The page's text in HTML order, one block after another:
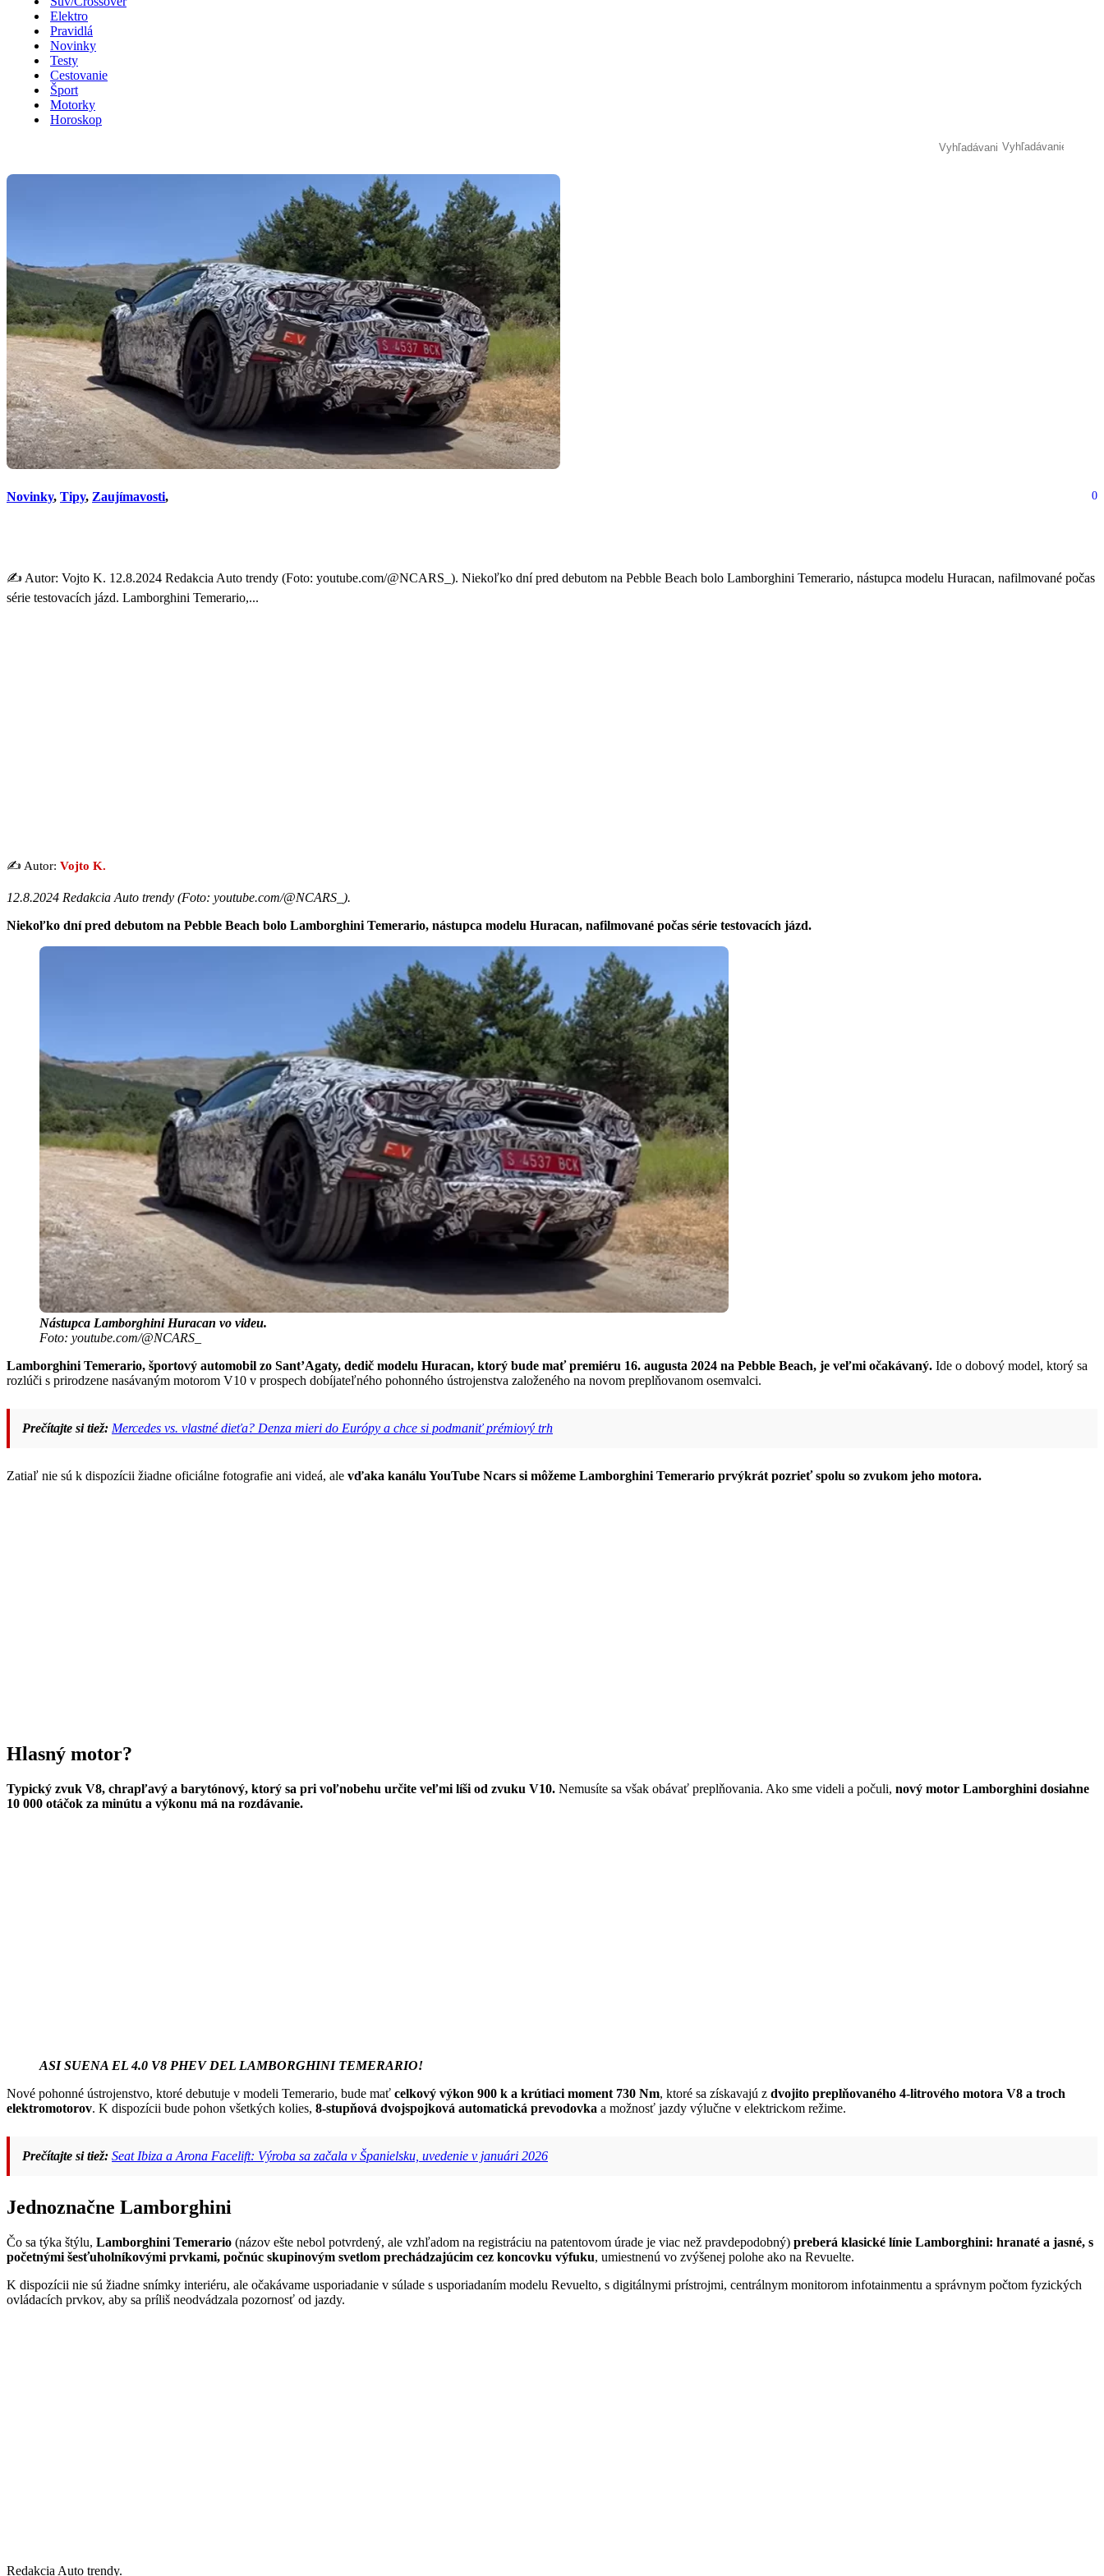
Elektro
Pravidlá
Novinky
Testy
Cestovanie
Šport
Motorky
Horoskop
Novinky, Tipy, Zaujímavosti, 0
✍️ Autor: Vojto K. 12.8.2024 Redakcia Auto trendy (Foto: youtube.com/@NCARS_). Niekoľko dní pred debutom na Pebble Beach bolo Lamborghini Temerario, nástupca modelu Huracan, nafilmované počas
série testovacích jázd. Lamborghini Temerario,...
✍️ Autor: Vojto K.
12.8.2024 Redakcia Auto trendy (Foto: youtube.com/@NCARS_ ).
Niekoľko dní pred debutom na Pebble Beach bolo Lamborghini Temerario, nástupca modelu Huracan, nafilmované počas série testovacích jázd.
Nástupca Lamborghini Huracan vo videu.
Foto: youtube.com/@NCARS_
Lamborghini Temerario, športový automobil zo Sant’Agaty, dedič modelu Huracan, ktorý bude mať premiéru 16. augusta 2024 na Pebble Beach, je veľmi očakávaný. Ide o dobový model, ktorý sa
rozlúči s prirodzene nasávaným motorom V10 v prospech dobíjateľného pohonného ústrojenstva založeného na novom preplňovanom osemvalci.
Prečítajte si tiež: Mercedes vs. vlastné dieťa? Denza mieri do Európy a chce si podmaniť prémiový trh
Zatiaľ nie sú k dispozícii žiadne oficiálne fotografie ani videá, ale vďaka kanálu YouTube Ncars si môžeme Lamborghini Temerario prvýkrát pozrieť spolu so zvukom jeho motora.
Hlasný motor?
Typický zvuk V8, chrapľavý a barytónový, ktorý sa pri voľnobehu určite veľmi líši od zvuku V10. Nemusíte sa však obávať preplňovania. Ako sme videli a počuli, nový motor Lamborghini dosiahne
10 000 otáčok za minútu a výkonu má na rozdávanie.
ASI SUENA EL 4.0 V8 PHEV DEL LAMBORGHINI TEMERARIO!
Nové pohonné ústrojenstvo, ktoré debutuje v modeli Temerario, bude mať celkový výkon 900 k a krútiaci moment 730 Nm, ktoré sa získavajú z dvojito preplňovaného 4-litrového motora V8 a troch
elektromotorov. K dispozícii bude pohon všetkých kolies, 8-stupňová dvojspojková automatická prevodovka a možnosť jazdy výlučne v elektrickom režime.
Prečítajte si tiež: Seat Ibiza a Arona Facelift: Výroba sa začala v Španielsku, uvedenie v januári 2026
Jednoznačne Lamborghini
Čo sa týka štýlu, Lamborghini Temerario (názov ešte nebol potvrdený, ale vzhľadom na registráciu na patentovom úrade je viac než pravdepodobný) preberá klasické línie Lamborghini: hranaté a jasné, s
početnými šesťuholníkovými prvkami, počnúc skupinovým svetlom prechádzajúcim cez koncovku výfuku, umiestnenú vo zvýšenej polohe ako na Revuelte.
K dispozícii nie sú žiadne snímky interiéru, ale očakávame usporiadanie v súlade s usporiadaním modelu Revuelto, s digitálnymi prístrojmi, centrálnym monitorom infotainmentu a správnym počtom fyzických
ovládacích prvkov, aby sa príliš neodvádzala pozornosť od jazdy.
Redakcia Auto trendy.